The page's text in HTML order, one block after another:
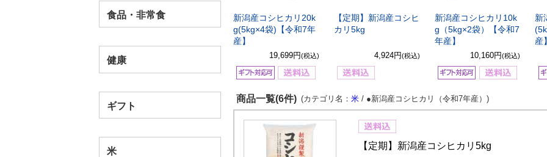
食品・非常食
健康
ギフト
米
新潟産コシヒカリ20k
g(5kg×4袋)【令和7年
産】
19,699円(税込)
【定期】新潟産コシヒ
カリ5kg
4,924円(税込)
新潟産コシヒカリ10k
g（5kg×2袋）【令和7
年産】
10,160円(税込)
新
産
商品一覧(6件) (カテゴリ名： 米 / ●新潟産コシヒカリ（令和7年産）)
【定期】新潟産コシヒカリ5kg